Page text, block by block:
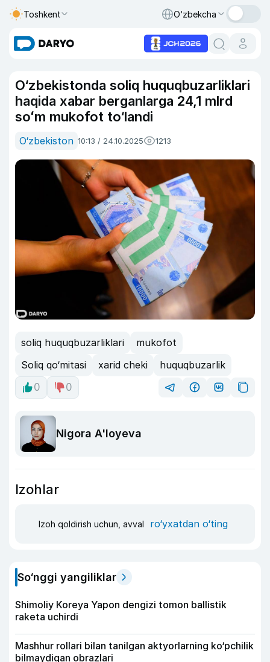
Toshkent O‘zbekcha
O‘zbekistonda soliq huquqbuzarliklari
haqida xabar berganlarga 24,1 mlrd
soʻm mukofot to‘landi
O‘zbekiston 10:13 / 24.10.2025 1213
soliq huquqbuzarliklari
mukofot
Soliq qo‘mitasi
xarid cheki
huquqbuzarlik
0
0
Nigora A'loyeva
Izohlar
Izoh qoldirish uchun, avval ro‘yxatdan o‘ting
So‘nggi yangiliklar
Shimoliy Koreya Yapon dengizi tomon ballistik
raketa uchirdi
Mashhur rollari bilan tanilgan aktyorlarning ko‘pchilik
bilmaydigan obrazlari